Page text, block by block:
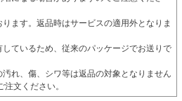
ます。返品時はサービスの適用外となりま
ているため、従来のパッケージでお送りで
れ、傷、シワ等は返品の対象となりません
文ください。